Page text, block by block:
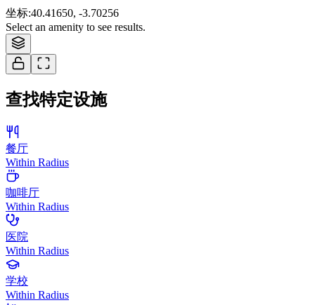
坐标:40.41650, -3.70256
Select an amenity to see results.
Tiles © Esri — Source: Esri, i-cubed, USDA, USGS, AEX, GeoEye,
Getmapping, Aerogrid, IGN, IGP, and the GIS User Community
查找特定设施
餐厅
Within Radius
咖啡厅
Within Radius
医院
Within Radius
学校
Within Radius